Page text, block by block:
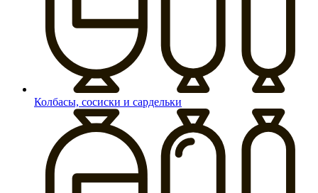
Колбасы, сосиски и сардельки